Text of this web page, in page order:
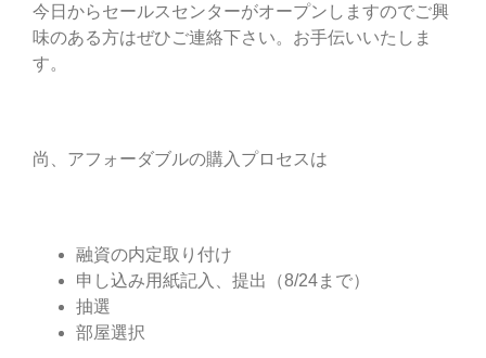
今日からセールスセンターがオープンしますのでご興
味のある方はぜひご連絡下さい。お手伝いいたしま
す。
尚、アフォーダブルの購入プロセスは
融資の内定取り付け
申し込み用紙記入、提出（8/24まで）
抽選
部屋選択